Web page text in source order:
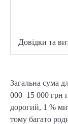
Довідки та
Загальна сума
000–15 000 грн
дорогий, 1 %
тому багато